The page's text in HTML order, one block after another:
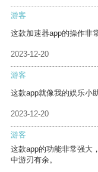
游客
这款加速器app的操作非
2023-12-20
游客
这款app就像我的娱乐小
2023-12-20
游客
这款app的功能非常强大
中游刃有余。